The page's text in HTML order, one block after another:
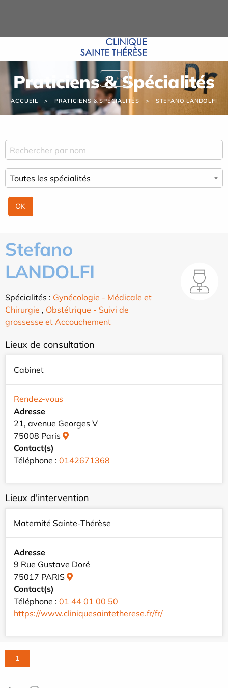
Praticiens & Spécialités
ACCUEIL PRATICIENS & SPÉCIALITÉS STEFANO LANDOLFI
Stefano
LANDOLFI
Spécialités : Gynécologie - Médicale et
Chirurgie , Obstétrique - Suivi de
grossesse et Accouchement
Lieux de consultation
Cabinet
Rendez-vous
Adresse
21, avenue Georges V
75008 Paris
Contact(s)
Téléphone : 0142671368
Lieux d'intervention
Maternité Sainte-Thérèse
Adresse
9 Rue Gustave Doré
75017 PARIS
Contact(s)
Téléphone : 01 44 01 00 50
https://www.cliniquesaintetherese.fr/fr/
1
FR EN